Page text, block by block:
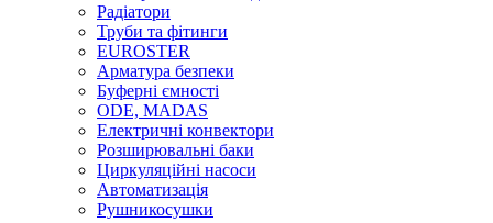
Радіатори
Труби та фітинги
EUROSTER
Арматура безпеки
Буферні ємності
ODE, MADAS
Електричні конвектори
Розширювальні баки
Циркуляційні насоси
Автоматизація
Рушникосушки